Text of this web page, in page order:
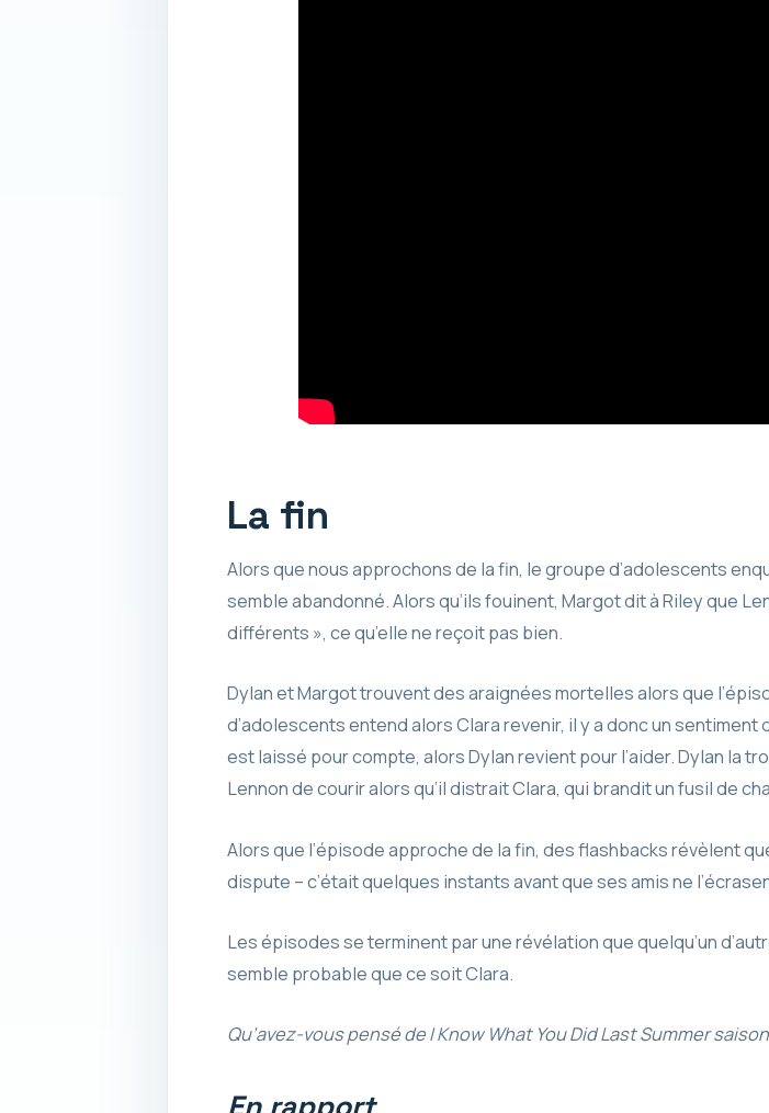
La fin
Alors que nous approchons de la fin, le groupe d’adolescents
semble abandonné. Alors qu’ils fouinent, Margot dit à Riley que
différents », ce qu’elle ne reçoit pas bien.
Dylan et Margot trouvent des araignées mortelles alors que
d’adolescents entend alors Clara revenir, il y a donc un
est laissé pour compte, alors Dylan revient pour l’aider. Dylan la
Lennon de courir alors qu’il distrait Clara, qui brandit un fusil de
Alors que l’épisode approche de la fin, des flashbacks révèlent
dispute – c’était quelques instants avant que ses amis ne
Les épisodes se terminent par une révélation que quelqu’un
semble probable que ce soit Clara.
Qu’avez-vous pensé de I Know What You Did Last Summer